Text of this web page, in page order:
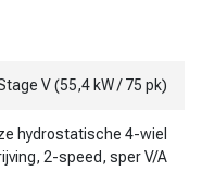
V (55,4 kW / 75 pk)
hydrostatische 4-wiel
2-speed, sper V/A